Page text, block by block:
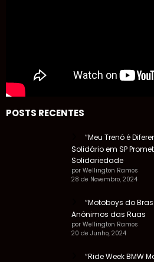
POSTS RECENTES
“Meu Trenó é
Solidário em SP
Solidariedade
por Wellington Ramos
28 de Novembro, 2024
“Motoboys do
Anônimos das Ruas
por Wellington Ramos
20 de Junho, 2024
“Ride Week BMW